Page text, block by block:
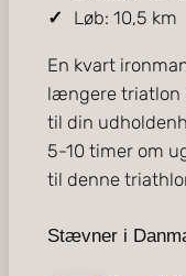
Løb: 10,5 km
En kvart
længere triatlon
til din
5-10 timer om
til denne
Stævner i